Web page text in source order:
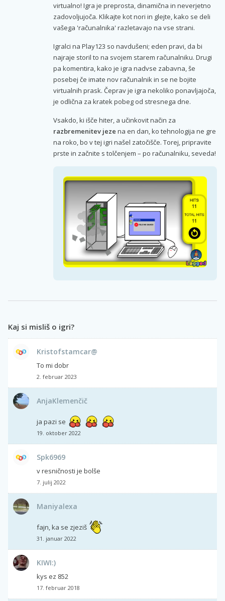
virtualno! Igra je preprosta, dinamična in neverjetno
zadovoljujoča. Klikajte kot nori in glejte, kako se deli
vašega 'računalnika' razletavajo na vse strani.
Igralci na Play123 so navdušeni; eden pravi, da bi
najraje storil to na svojem starem računalniku. Drugi
pa komentira, kako je igra nadvse zabavna, še
posebej če imate nov računalnik in se ne bojite
virtualnih prask. Čeprav je igra nekoliko ponavljajoča,
je odlična za kratek pobeg od stresnega dne.
Vsakdo, ki išče hiter, a učinkovit način za
razbremenitev jeze na en dan, ko tehnologija ne gre
na roko, bo v tej igri našel zatočišče. Torej, pripravite
prste in začnite s tolčenjem – po računalniku, seveda!
Kaj si misliš o igri?
Kristofstamcar@
To mi dobr
2. februar 2023
AnjaKlemenčič
ja pazi se
19. oktober 2022
Spk6969
v resničnosti je bolše
7. julij 2022
Maniyalexa
fajn, ka se zjeziš
31. januar 2022
KIWI:)
kys ez 852
17. februar 2018